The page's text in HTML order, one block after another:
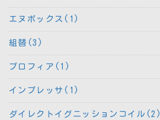
エヌボックス(1)
組替(3)
プロフィア(1)
インプレッサ(1)
ダイレクトイグニッションコイル(2)